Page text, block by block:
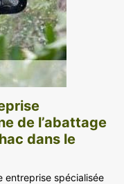
de l’abattage
dans le
entreprise spécialisée